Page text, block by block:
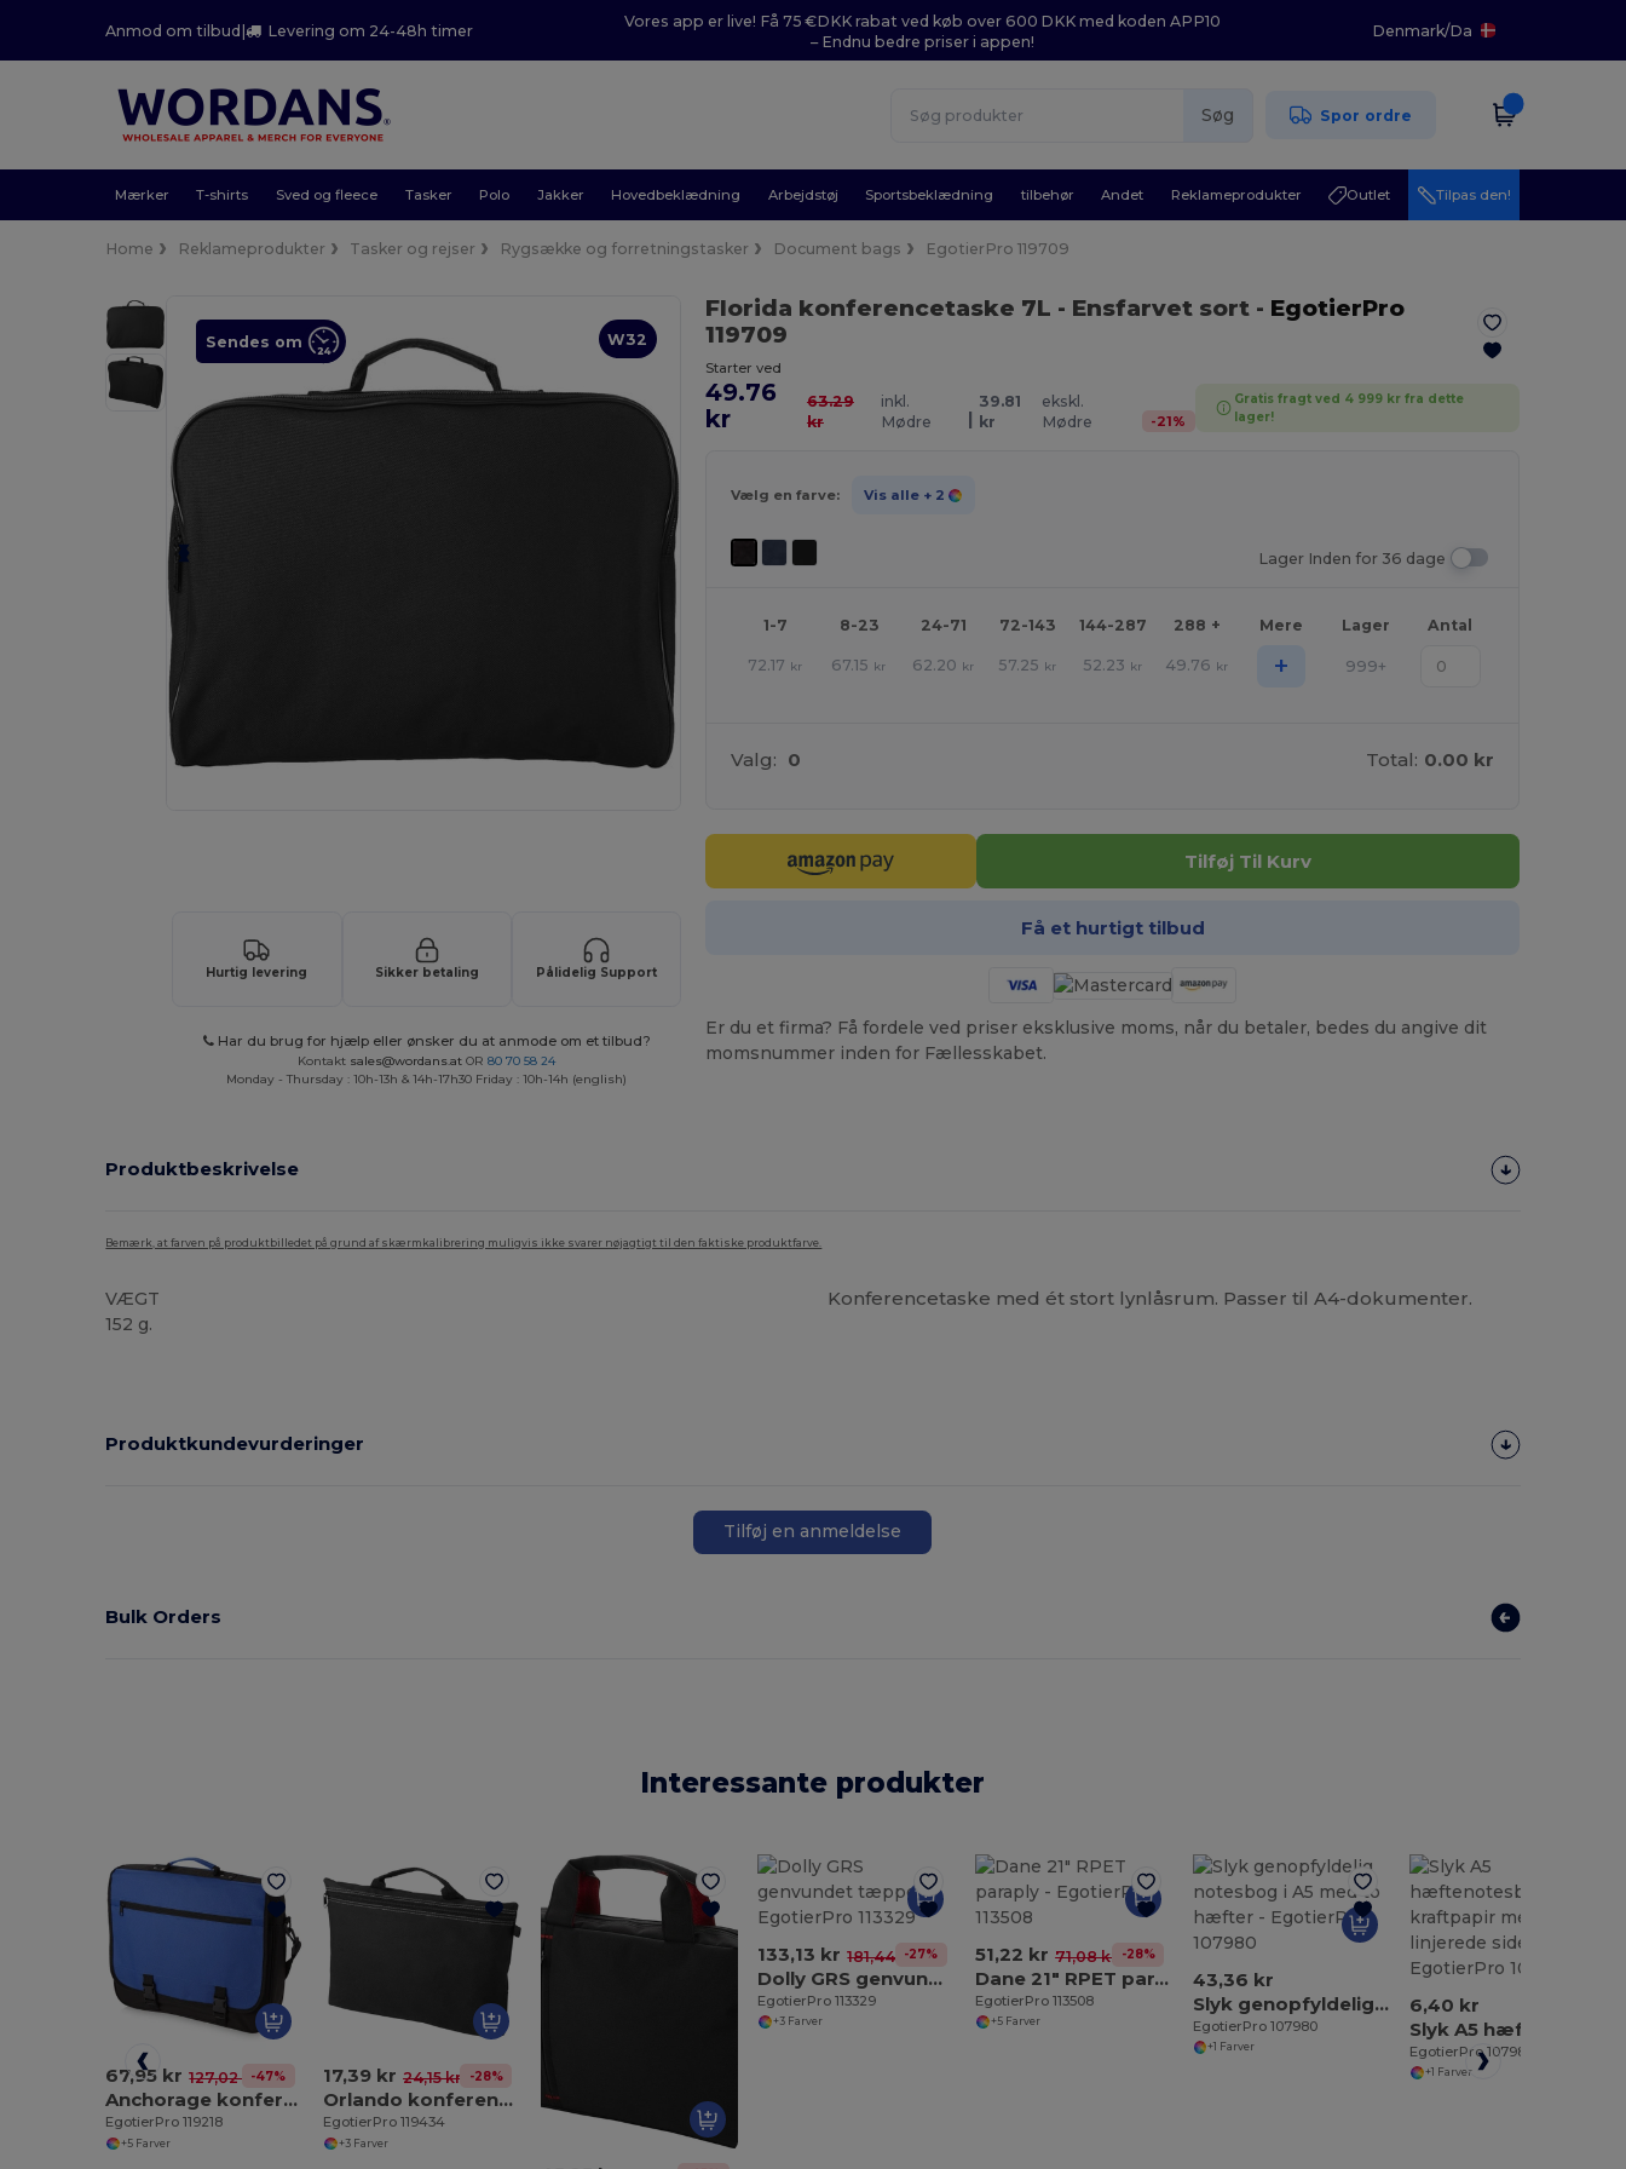
Anmod om tilbud| Levering om 24-48h timer
Vores app er live! Få 75 €DKK rabat ved køb over 600 DKK med koden APP10
– Endnu bedre priser i appen!
Denmark/Da
Søg Spor ordre
Mærker T-shirts Sved og fleece Tasker Polo Jakker Hovedbeklædning Arbejdstøj Sportsbeklædning tilbehør Andet Reklameprodukter Outlet Tilpas den!
Home Reklameprodukter Tasker og rejser Rygsække og forretningstasker Document bags EgotierPro 119709
W32
Sendes om
Hurtig levering Sikker betaling Pålidelig Support
Har du brug for hjælp eller ønsker du at anmode om et tilbud?
Kontakt sales@wordans.at OR80 70 58 24
Monday - Thursday : 10h-13h & 14h-17h30 Friday : 10h-14h (english)
Florida konferencetaske 7L - Ensfarvet sort- EgotierPro
119709
Starter ved
49.76
kr
63.29
kr
inkl.
Mødre
|
39.81
kr
ekskl.
Mødre
-21%
Gratis fragt ved 4 999 kr fra dette
lager!
Vælg en farve: Vis alle + 2
Lager Inden for 36 dage
1-7 8-23 24-71 72-143 144-287 288 + Mere Lager Antal
72.17 kr 67.15 kr 62.20 kr 57.25 kr 52.23 kr 49.76 kr + 999+
Valg: 0 Total: 0.00 kr
Tilføj Til Kurv
Få et hurtigt tilbud
Er du et firma? Få fordele ved priser eksklusive moms, når du betaler, bedes du angive dit
momsnummer inden for Fællesskabet.
Produktbeskrivelse
Bemærk, at farven på produktbilledet på grund af skærmkalibrering muligvis ikke svarer nøjagtigt til den faktiske produktfarve.
VÆGT
152 g.
Konferencetaske med ét stort lynlåsrum. Passer til A4-dokumenter.
Produktkundevurderinger
Tilføj en anmeldelse
Bulk Orders
Interessante produkter
67,95 kr 127,02 kr-47%
Anchorage konferencetaske 11L
EgotierPro 119218
+5 Farver
17,39 kr 24,15 kr -28%
Orlando konferencetaske 3L
EgotierPro 119434
+3 Farver
133,13 kr 181,44 kr-27%
Dolly GRS genvundet tæppe
EgotierPro 113329
+3 Farver
51,22 kr 71,08 kr -28%
Dane 21" RPET paraply
EgotierPro 113508
+5 Farver
43,36 kr
Slyk genopfyldelig notesbog i A5 med to hæfter
EgotierPro 107980
+1 Farver
6,40 kr
EgotierPro 107981
+1 Farver